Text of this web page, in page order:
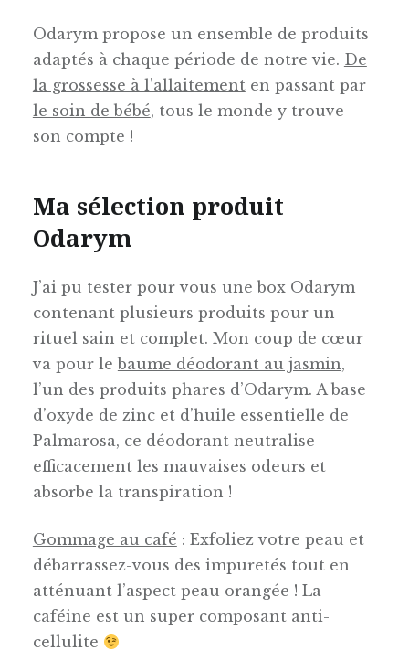
Odarym propose un ensemble de produits
adaptés à chaque période de notre vie. De
la grossesse à l’allaitementen passant par
le soin de bébé, tous le monde y trouve
son compte !
Ma sélection produit
Odarym
J’ai pu tester pour vous une box Odarym
contenant plusieurs produits pour un
rituel sain et complet. Mon coup de cœur
va pour le baume déodorant au jasmin,
l’un des produits phares d’Odarym. A base
d’oxyde de zinc et d’huile essentielle de
Palmarosa, ce déodorant neutralise
efficacement les mauvaises odeurs et
absorbe la transpiration !
Gommage au café : Exfoliez votre peau et
débarrassez-vous des impuretés tout en
atténuant l’aspect peau orangée ! La
caféine est un super composant anti-
cellulite